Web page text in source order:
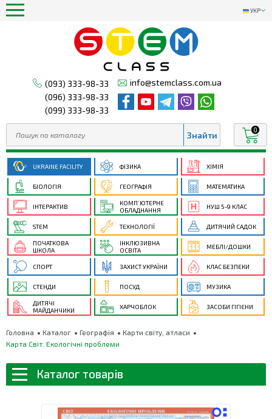
УКР
(093) 333-98-33
(096) 333-98-33
(099) 333-98-33
info@stemclass.com.ua
0
UKRAINE FACILITY ФІЗИКА ХІМІЯ
БІОЛОГІЯ ГЕОГРАФІЯ МАТЕМАТИКА
ІНТЕРАКТИВ
КОМП’ЮТЕРНЕ
ОБЛАДНАННЯ
НУШ 5-9 КЛАС
STEM ТЕХНОЛОГІЇ ДИТЯЧИЙ САДОК
ПОЧАТКОВА
ШКОЛА
ІНКЛЮЗИВНА
ОСВІТА
МЕБЛІ/ДОШКИ
СПОРТ ЗАХИСТ УКРАЇНИ КЛАС БЕЗПЕКИ
СТЕНДИ ПОСУД МУЗИКА
ДИТЯЧІ
МАЙДАНЧИКИ
ХАРЧОБЛОК ЗАСОБИ ГІГІЄНИ
Головна Каталог Географія
Карти світу, атласи
Карта Світ. Екологічні проблеми
Каталог товарів